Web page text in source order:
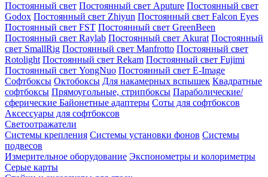
Постоянный свет Постоянный свет Aputure Постоянный свет
Godox Постоянный свет Zhiyun Постоянный свет Falcon Eyes
Постоянный свет FST Постоянный свет GreenBeen
Постоянный свет Raylab Постоянный свет Akurat Постоянный
свет SmallRig Постоянный свет Manfrotto Постоянный свет
Rotolight Постоянный свет Rekam Постоянный свет Fujimi
Постоянный свет YongNuo Постоянный свет E-Image
Софтбоксы Октобоксы Для накамерных вспышек Квадратные
софтбоксы Прямоугольные, стрипбоксы Параболические/
сферические Байонетныe адаптеры Соты для софтбоксов
Аксессуары для софтбоксов
Светоотражатели
Системы крепления Системы установки фонов Системы
подвесов
Измерительное оборудование Экспонометры и колориметры
Серые карты